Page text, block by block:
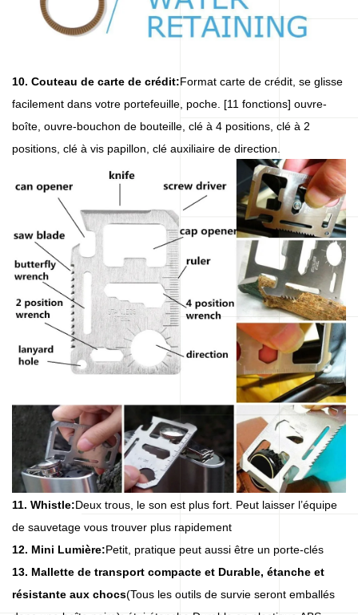
10. Couteau de carte de crédit:Format carte de crédit, se glisse
facilement dans votre portefeuille, poche. [11 fonctions] ouvre-
boîte, ouvre-bouchon de bouteille, clé à 4 positions, clé à 2
positions, clé à vis papillon, clé auxiliaire de direction.
11. Whistle:Deux trous, le son est plus fort. Peut laisser l’équipe
de sauvetage vous trouver plus rapidement
12. Mini Lumière:Petit, pratique peut aussi être un porte-clés
13. Mallette de transport compacte et Durable, étanche et
résistante aux chocs(Tous les outils de survie seront emballés